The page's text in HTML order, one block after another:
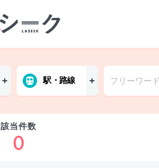
駅・路線
該当件数
0